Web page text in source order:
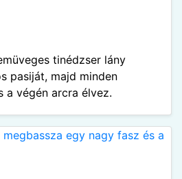
tinédzser lány
pasiját, majd minden
a végén arcra élvez.